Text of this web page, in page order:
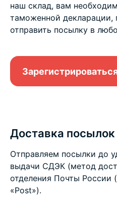
наш склад, вам
таможенной декларации,
отправить посылку в
Доставка посылок
Отправляем посылки до
выдачи СДЭК (метод
отделения Почты России
«Post»).